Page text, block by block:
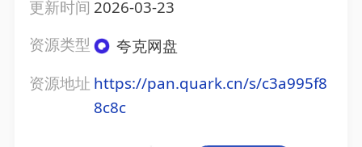
更新时间 2026-03-23
资源类型
夸克网盘
资源地址 https://pan.quark.cn/s/c3a995f8
8c8c